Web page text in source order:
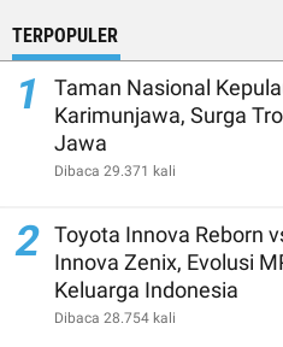
TERPOPULER
1
Taman Nasional
Karimunjawa, Surga
Jawa
Dibaca 29.371 kali
2 Toyota Innova Reborn
Innova Zenix, Evolusi
Keluarga Indonesia
Dibaca 28.754 kali